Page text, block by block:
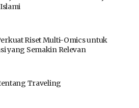
Riset Multi-Omics untuk
yang Semakin Relevan
Traveling